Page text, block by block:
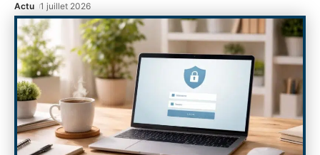
Actu 1 juillet 2026